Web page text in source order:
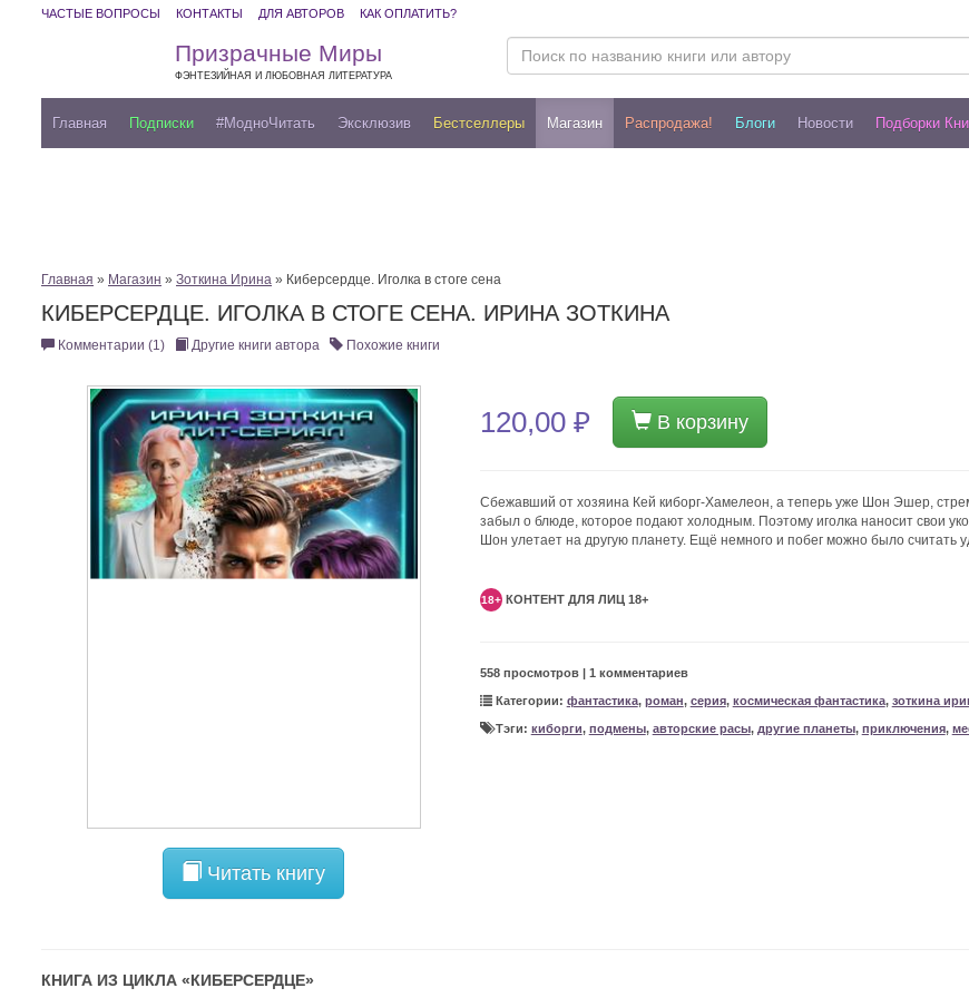
ЧАСТЫЕ ВОПРОСЫ КОНТАКТЫ ДЛЯ АВТОРОВ КАК ОПЛАТИТЬ?
Призрачные Миры
ФЭНТЕЗИЙНАЯ И ЛЮБОВНАЯ ЛИТЕРАТУРА
Главная Подписки #МодноЧитать Эксклюзив Бестселлеры Магазин Распродажа! Блоги Новости Подборки
Главная » Магазин » Зоткина Ирина » Киберсердце. Иголка в стоге сена
КИБЕРСЕРДЦЕ. ИГОЛКА В СТОГЕ СЕНА. ИРИНА ЗОТКИНА
Комментарии (1) Другие книги автора Похожие книги
Читать книгу
120,00 ₽ В корзину
Сбежавший от хозяина Кей киборг-Хамелеон, а теперь уже Шон Эшер,
забыл о блюде, которое подают холодным. Поэтому иголка наносит свои
Шон улетает на другую планету. Ещё немного и побег можно было считать
18+КОНТЕНТ ДЛЯ ЛИЦ 18+
558 просмотров | 1 комментариев
Категории: фантастика, роман, серия, космическая фантастика, зоткина
Тэги: киборги, подмены, авторские расы, другие планеты, приключения,
КНИГА ИЗ ЦИКЛА «КИБЕРСЕРДЦЕ»